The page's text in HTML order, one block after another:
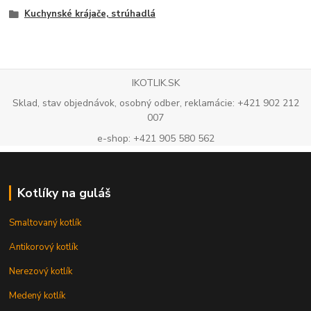
Kuchynské krájače, strúhadlá
IKOTLIK.SK
Sklad, stav objednávok, osobný odber, reklamácie: +421 902 212
007
e-shop: +421 905 580 562
Kotlíky na guláš
Smaltovaný kotlík
Antikorový kotlík
Nerezový kotlík
Medený kotlík